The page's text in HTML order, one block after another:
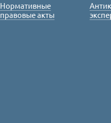
Нормативные
правовые акты